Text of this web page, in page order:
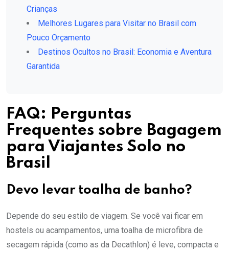
Crianças
Melhores Lugares para Visitar no Brasil com
Pouco Orçamento
Destinos Ocultos no Brasil: Economia e Aventura
Garantida
FAQ: Perguntas
Frequentes sobre Bagagem
para Viajantes Solo no
Brasil
Devo levar toalha de banho?
Depende do seu estilo de viagem. Se você vai ficar em
hostels ou acampamentos, uma toalha de microfibra de
secagem rápida (como as da Decathlon) é leve, compacta e